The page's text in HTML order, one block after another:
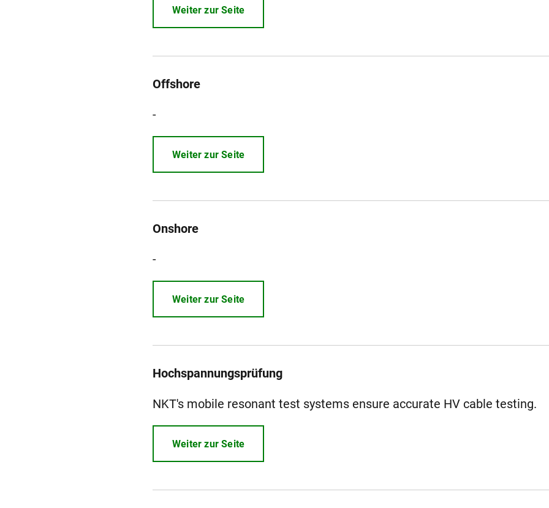
Weiter zur Seite
Offshore
-
Weiter zur Seite
Onshore
-
Weiter zur Seite
Hochspannungsprüfung
NKT's mobile resonant test systems ensure accurate HV cable testing.
Weiter zur Seite